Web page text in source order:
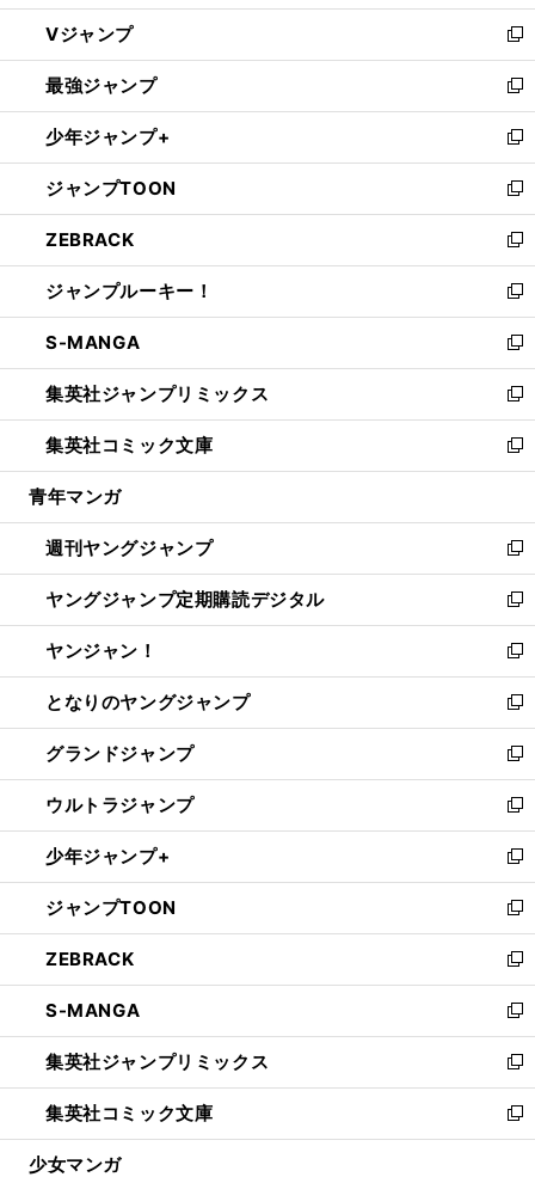
ウ
ィ
ン
ド
ウ
で
開
く
し
い
ウ
ィ
ン
ド
ウ
で
開
く
Vジャンプ
新
し
い
ウ
ィ
ン
ド
ウ
で
開
く
最強ジャンプ
新
し
い
ウ
ィ
ン
ド
ウ
で
開
く
少年ジャンプ+
新
し
い
ウ
ィ
ン
ド
ウ
で
開
く
ジャンプTOON
新
し
い
ウ
ィ
ン
ド
ウ
で
開
く
ZEBRACK
新
し
い
ウ
ィ
ン
ド
ウ
で
開
ジャンプルーキー！
新
し
い
ウ
ィ
ン
ド
ウ
開
く
S-MANGA
新
し
い
ウ
ィ
ン
ウ
で
開
く
集英社ジャンプリミックス
新
し
い
ウ
ン
ド
ウ
で
開
く
集英社コミック文庫
新
し
ウ
ィ
ン
ド
ウ
で
開
く
青年マンガ
週刊ヤングジャンプ
新
し
い
ウ
ィ
ン
ド
ウ
で
開
く
ヤングジャンプ定期購読デジタル
新
し
い
ウ
ィ
ン
ド
ウ
で
開
く
ヤンジャン！
新
し
い
ウ
ィ
ン
ド
ウ
で
開
く
となりのヤングジャンプ
新
し
い
ウ
ィ
ン
ド
ウ
で
開
く
グランドジャンプ
新
し
い
ウ
ィ
ン
ド
ウ
で
開
く
ウルトラジャンプ
新
し
い
ウ
ィ
ン
ド
ウ
で
開
く
少年ジャンプ+
新
し
い
ウ
ィ
ン
ド
ウ
で
開
く
ジャンプTOON
新
し
い
ウ
ィ
ン
ド
ウ
で
開
ZEBRACK
新
し
い
ウ
ィ
ン
ド
ウ
S-MANGA
新
し
い
ウ
ィ
ン
集英社ジャンプリミックス
新
し
い
ウ
集英社コミック文庫
新
し
少女マンガ